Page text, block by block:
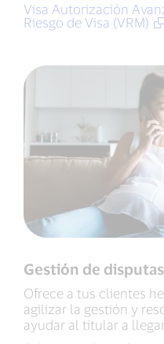
Visa Autorización
Riesgo de Visa (VRM)
Gestión de disputas
Ofrece a tus clientes
agilizar la gestión y
ayudar al titular a